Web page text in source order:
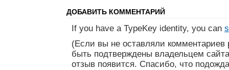
ДОБАВИТЬ КОММЕНТАРИЙ
If you have a TypeKey identity, you can
(Если вы не оставляли
быть подтверждены владельцем
отзыв появится. Спасибо, что